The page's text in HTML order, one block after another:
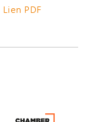
Lien PDF